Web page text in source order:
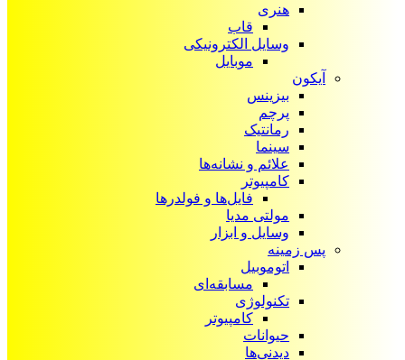
هنری
قاب
وسایل الکترونیکی
موبایل
آیکون‌
بیزینس
پرچم
رمانتیک
سینما
علائم و نشانه‌ها
کامپیوتر
فایل‌ها و فولدرها
مولتی مدیا
وسایل و ابزار
پس زمینه
اتوموبیل
مسابقه‌ای
تکنولوژی
کامپیوتر
حیوانات
دیدنی‌ها